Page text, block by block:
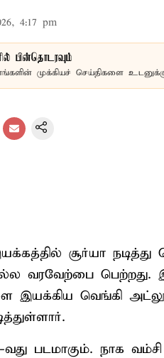
4:17 pm
பின்தொடரவும்
முக்கியச் செய்திகளை
சூர்யா நடித்து
வரவேற்பை
இயக்கிய வெங்கி
வது படமாகும். நாக